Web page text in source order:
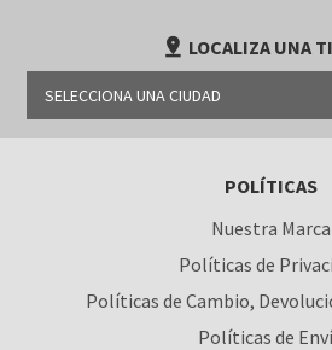
pin_drop LOCALIZA UNA
SELECCIONA UNA CIUDAD
BARRANQUILLA
POLÍTICAS
Nuestra Marca
Políticas de
Políticas de Cambio,
Políticas de